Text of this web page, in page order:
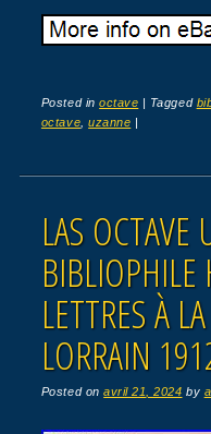
Posted inoctave | Tagged
octave ,uzanne |
LAS OCTAVE
LETTRES À
LORRAIN
Posted onavril 21, 2024 by